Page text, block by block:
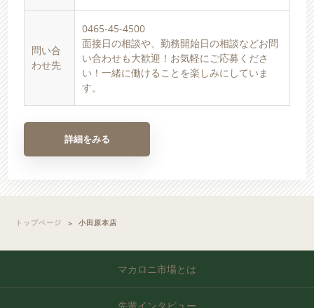
問い合
わせ先
0465-45-4500
面接日の相談や、勤務開始日の相談などお問
い合わせも大歓迎！お気軽にご応募くださ
い！一緒に働けることを楽しみにしていま
す。
詳細をみる
トップページ 小田原本店
マカロニ市場とは